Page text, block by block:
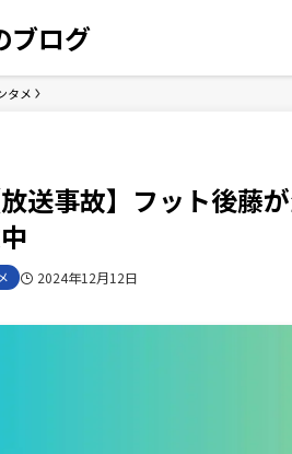
ブログ
タメ
放送事故】フット後藤
2024年12月12日